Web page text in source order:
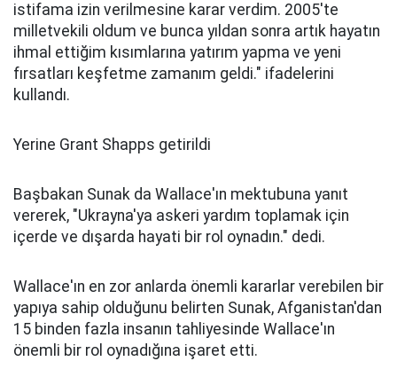
istifama izin verilmesine karar verdim. 2005'te
milletvekili oldum ve bunca yıldan sonra artık hayatın
ihmal ettiğim kısımlarına yatırım yapma ve yeni
fırsatları keşfetme zamanım geldi." ifadelerini
kullandı.
Yerine Grant Shapps getirildi
Başbakan Sunak da Wallace'ın mektubuna yanıt
vererek, "Ukrayna'ya askeri yardım toplamak için
içerde ve dışarda hayati bir rol oynadın." dedi.
Wallace'ın en zor anlarda önemli kararlar verebilen bir
yapıya sahip olduğunu belirten Sunak, Afganistan'dan
15 binden fazla insanın tahliyesinde Wallace'ın
önemli bir rol oynadığına işaret etti.